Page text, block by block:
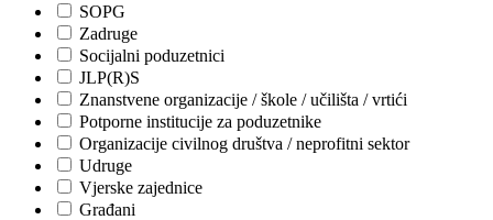
SOPG
Zadruge
Socijalni poduzetnici
JLP(R)S
Znanstvene organizacije / škole / učilišta / vrtići
Potporne institucije za poduzetnike
Organizacije civilnog društva / neprofitni sektor
Udruge
Vjerske zajednice
Građani